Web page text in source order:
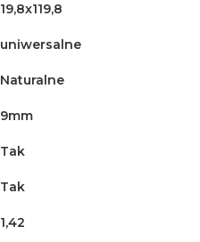
19,8x119,8
uniwersalne
Naturalne
9mm
Tak
Tak
1,42